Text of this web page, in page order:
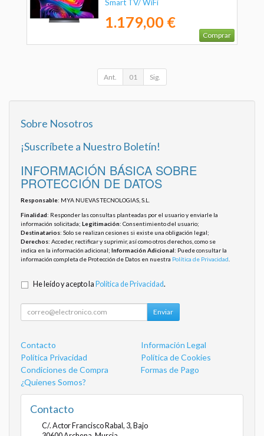
Smart TV/ WiFi
1.179,00 €
Comprar
Ant. 01 Sig.
Sobre Nosotros
¡Suscríbete a Nuestro Boletín!
INFORMACIÓN BÁSICA SOBRE
PROTECCIÓN DE DATOS
Responsable: MYA NUEVAS TECNOLOGIAS, S.L.
Finalidad: Responder las consultas planteadas por el usuario y enviarle la
información solicitada; Legitimación: Consentimiento del usuario;
Destinatarios: Solo se realizan cesiones si existe una obligación legal;
Derechos: Acceder, rectificar y suprimir, así como otros derechos, como se
indica en la información adicional; Información Adicional: Puede consultar la
información completa de Protección de Datos en nuestra Política de Privacidad
He leído y acepto la Política de Privacidad.
Enviar
Contacto
Información Legal
Política Privacidad
Política de Cookies
Condiciones de Compra
Formas de Pago
¿Quienes Somos?
Contacto
C/. Actor Francisco Rabal, 3, Bajo